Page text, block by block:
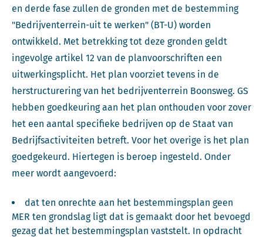
en derde fase zullen de gronden met de bestemming
"Bedrijventerrein-uit te werken" (BT-U) worden
ontwikkeld. Met betrekking tot deze gronden geldt
ingevolge artikel 12 van de planvoorschriften een
uitwerkingsplicht. Het plan voorziet tevens in de
herstructurering van het bedrijventerrein Boonsweg. GS
hebben goedkeuring aan het plan onthouden voor zover
het een aantal specifieke bedrijven op de Staat van
Bedrijfsactiviteiten betreft. Voor het overige is het plan
goedgekeurd. Hiertegen is beroep ingesteld. Onder
meer wordt aangevoerd:
dat ten onrechte aan het bestemmingsplan geen
MER ten grondslag ligt dat is gemaakt door het bevoegd
gezag dat het bestemmingsplan vaststelt. In opdracht